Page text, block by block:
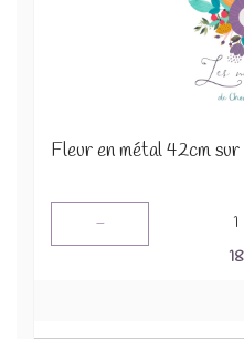
Fleur en métal 42cm sur
- 1